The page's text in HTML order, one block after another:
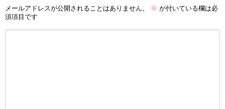
メールアドレスが公開されることはありません。 ※ が付いている欄は必
須項目です